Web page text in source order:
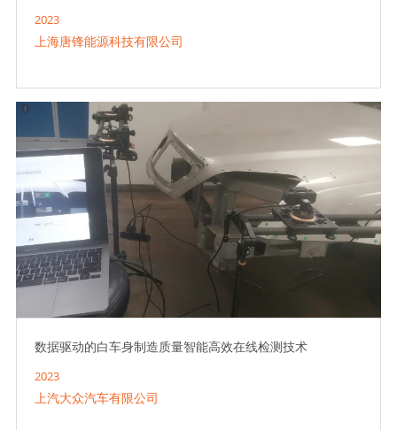
2023
上海唐锋能源科技有限公司
数据驱动的白车身制造质量智能高效在线检测技术
2023
上汽大众汽车有限公司